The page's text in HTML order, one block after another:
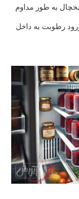
به طور مداوم
رطوبت به داخل